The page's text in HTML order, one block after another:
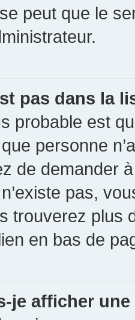
se peut que le
pas dans la
probable est
personne
de demander
pas,
trouverez plus
en bas de
je afficher